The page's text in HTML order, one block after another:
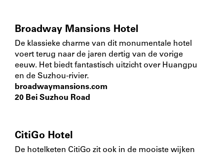
Broadway Mansions Hotel
De klassieke charme van dit monumentale hotel
voert terug naar de jaren dertig van de vorige
eeuw. Het biedt fantastisch uitzicht over Huangpu
en de Suzhou-rivier.
broadwaymansions.com
20 Bei Suzhou Road
CitiGo Hotel
De hotelketen CitiGo zit ook in de mooiste wijken